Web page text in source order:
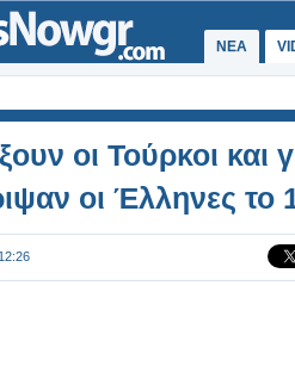
ΝΕΑ
οι Τούρκοι και
οι Έλληνες το